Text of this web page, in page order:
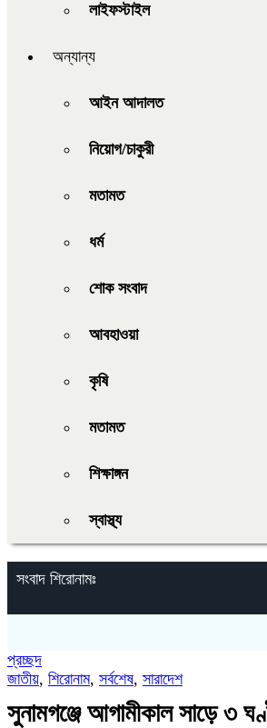
লাইফস্টাইল
অন্যান্য
আইন আদালত
নিয়োগ/চাকুরী
মতামত
ধর্ম
শোক সংবাদ
আবহাওয়া
কৃষি
মতামত
শিক্ষাঙ্গন
স্বাস্থ্য
সংবাদ শিরোনামঃ
প্রচ্ছদ
জাতীয়, শিরোনাম, সর্বশেষ, সারাদেশ
সুনামগঞ্জে আগামীকাল সাড়ে ৩